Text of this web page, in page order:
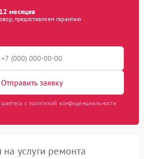
месяцев
предоставляем гарантию
Отправить заявку
с политикой конфиденциальности
услуги ремонта